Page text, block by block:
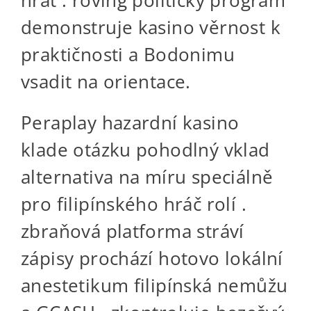
demonstruje kasino věrnost k
praktičnosti a Bodonimu
vsadit na orientace.
Peraplay hazardní kasino
klade otázku pohodlný vklad
alternativa na míru speciálně
pro filipínského hráč rolí .
zbraňová platforma stráví
zápisy prochází hotovo lokální
anestetikum filipínská nemůžu